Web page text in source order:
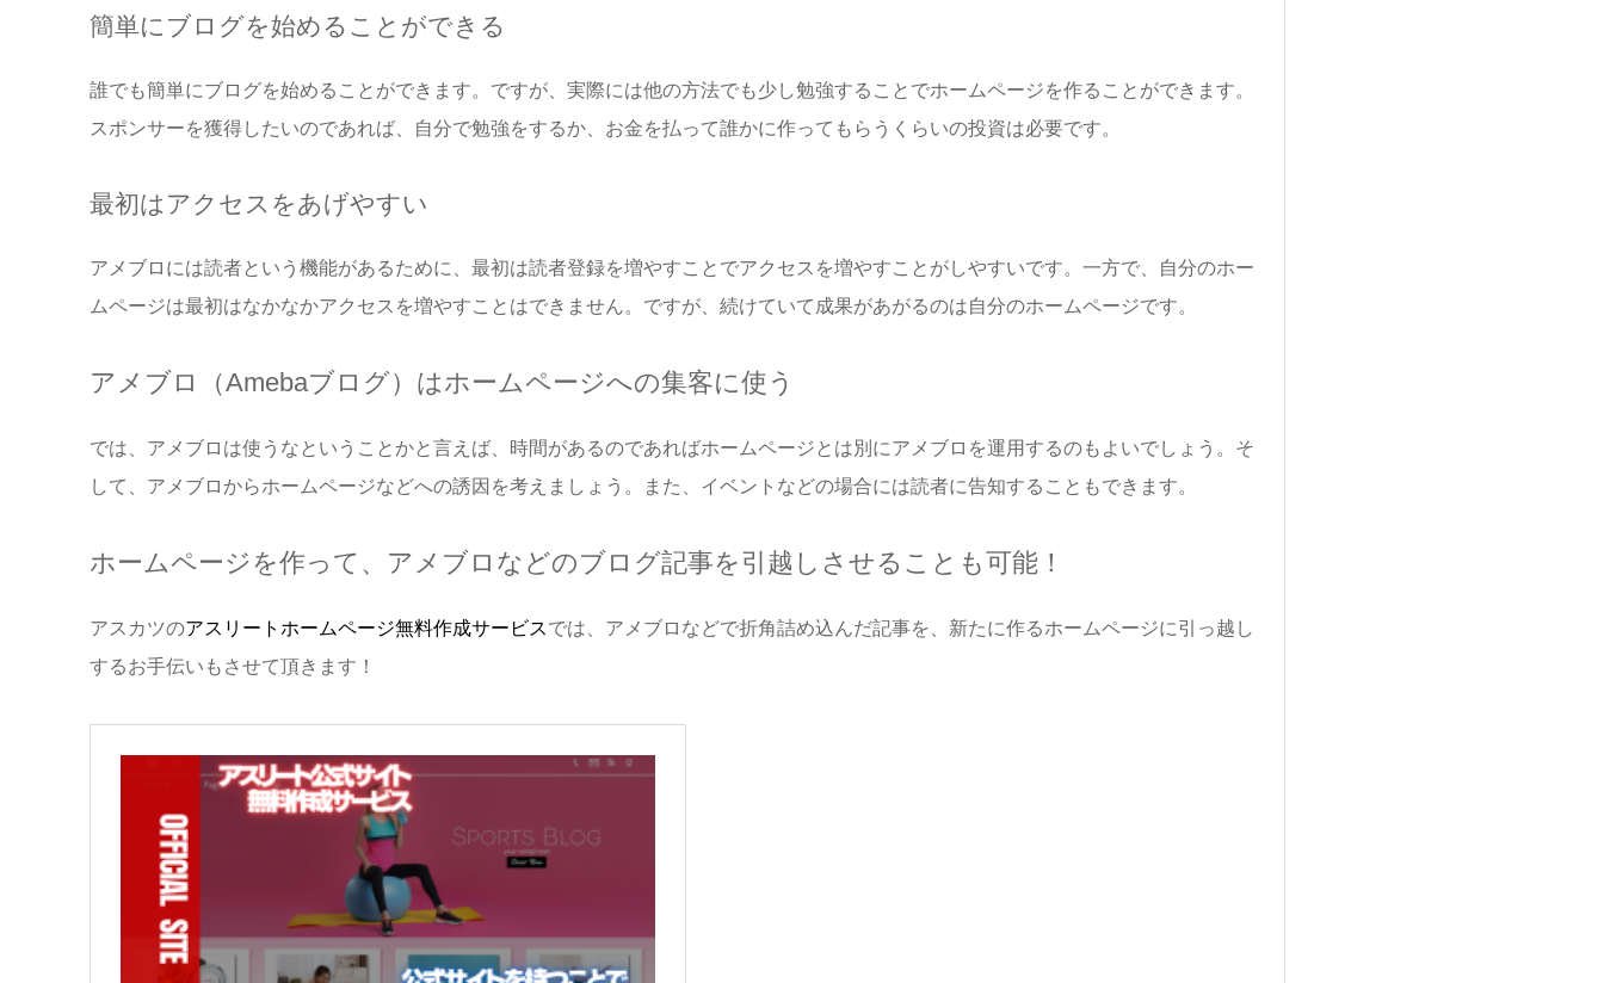
簡単にブログを始めることができる
誰でも簡単にブログを始めることができます。ですが、実際には他の方法でも少し勉強することでホームページを作ることができます。
スポンサーを獲得したいのであれば、自分で勉強をするか、お金を払って誰かに作ってもらうくらいの投資は必要です。
最初はアクセスをあげやすい
アメブロには読者という機能があるために、最初は読者登録を増やすことでアクセスを増やすことがしやすいです。一方で、自分のホー
ムページは最初はなかなかアクセスを増やすことはできません。ですが、続けていて成果があがるのは自分のホームページです。
アメブロ（Amebaブログ）はホームページへの集客に使う
では、アメブロは使うなということかと言えば、時間があるのであればホームページとは別にアメブロを運用するのもよいでしょう。そ
して、アメブロからホームページなどへの誘因を考えましょう。また、イベントなどの場合には読者に告知することもできます。
ホームページを作って、アメブロなどのブログ記事を引越しさせることも可能！
アスカツのアスリートホームページ無料作成サービスでは、アメブロなどで折角詰め込んだ記事を、新たに作るホームページに引っ越し
するお手伝いもさせて頂きます！